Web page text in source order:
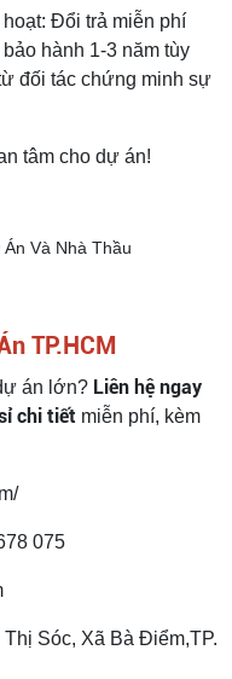
Đổi trả miễn phí
hành 1-3 năm tùy
đối tác chứng minh sự
tâm cho dự án!
TP.HCM
án lớn? Liên hệ ngay
chi tiết miễn phí, kèm
075
Sóc, Xã Bà Điểm,TP.